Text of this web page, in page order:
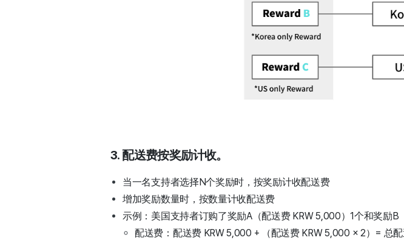
3. 配送费按奖励计收。
当一名支持者选择N个奖励时，按奖励计收配送费
增加奖励数量时，按数量计收配送费
示例：美国支持者订购了奖励A（配送费 KRW 5,000）1个和奖励
配送费：配送费 KRW 5,000 + （配送费 KRW 5,000 × 2）= 总配